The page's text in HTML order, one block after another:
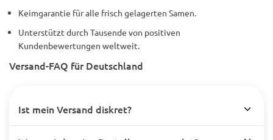
Keimgarantie für alle frisch gelagerten Samen.
Unterstützt durch Tausende von positiven
Kundenbewertungen weltweit.
Versand-FAQ für Deutschland
Ist mein Versand diskret?